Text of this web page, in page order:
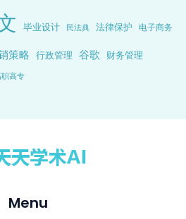
毕业设计 民法典 法律保护 电子商务
策略 行政管理 谷歌 财务管理
高专
Menu